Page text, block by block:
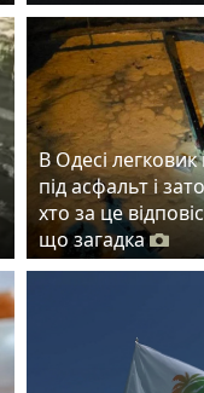
В Одесі
під асфальт і
хто за це
що загадка